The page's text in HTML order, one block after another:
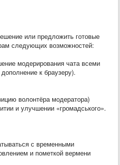
или предложить готовые
следующих возможностей:
модерирования чата всеми
к браузеру).
волонтёра модератора)
и улучшении «громадського».
с временными
и пометкой вермени